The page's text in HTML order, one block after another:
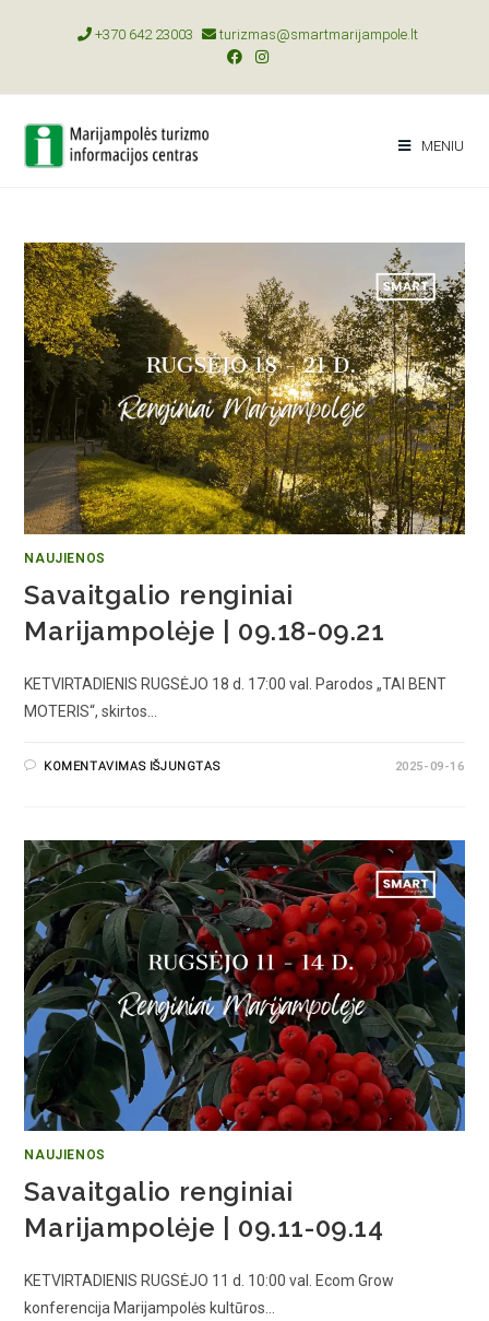
+370 642 23003 turizmas@smartmarijampole.lt
MENIU
NAUJIENOS
Savaitgalio renginiai
Marijampolėje | 09.18-09.21
KETVIRTADIENIS RUGSĖJO 18 d. 17:00 val. Parodos „TAI BENT
MOTERIS“, skirtos…
KOMENTAVIMAS IŠJUNGTAS 2025-09-16
NAUJIENOS
Savaitgalio renginiai
Marijampolėje | 09.11-09.14
KETVIRTADIENIS RUGSĖJO 11 d. 10:00 val. Ecom Grow
konferencija Marijampolės kultūros…